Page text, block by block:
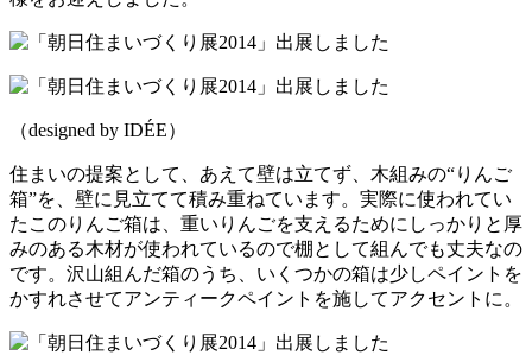
（designed by IDÉE）
住まいの提案として、あえて壁は立てず、木組みの“りんご
箱”を、壁に見立てて積み重ねています。実際に使われてい
たこのりんご箱は、重いりんごを支えるためにしっかりと厚
みのある木材が使われているので棚として組んでも丈夫なの
です。沢山組んだ箱のうち、いくつかの箱は少しペイントを
かすれさせてアンティークペイントを施してアクセントに。